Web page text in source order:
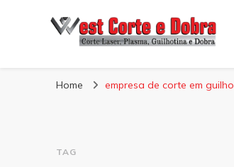
Blog West
Home empresa de corte em
TAG